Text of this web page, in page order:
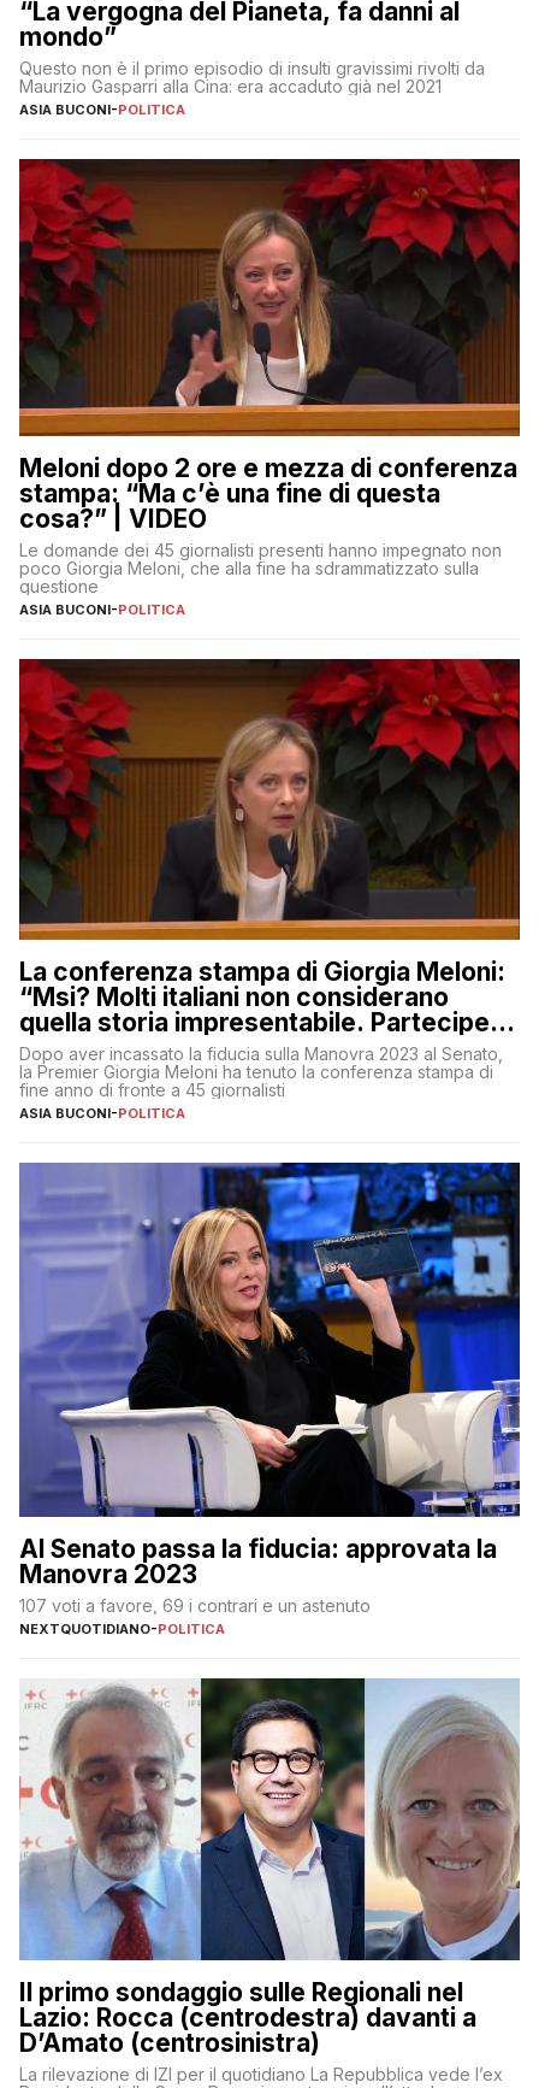
“La vergogna del Pianeta, fa danni al
mondo”
Questo non è il primo episodio di insulti gravissimi rivolti da
Maurizio Gasparri alla Cina: era accaduto già nel 2021
ASIA BUCONI-POLITICA
Meloni dopo 2 ore e mezza di conferenza
stampa: “Ma c’è una fine di questa
cosa?” | VIDEO
Le domande dei 45 giornalisti presenti hanno impegnato non
poco Giorgia Meloni, che alla fine ha sdrammatizzato sulla
questione
ASIA BUCONI-POLITICA
La conferenza stampa di Giorgia Meloni:
“Msi? Molti italiani non considerano
quella storia impresentabile. Parteciperò
al 25 aprile”
Dopo aver incassato la fiducia sulla Manovra 2023 al Senato,
la Premier Giorgia Meloni ha tenuto la conferenza stampa di
fine anno di fronte a 45 giornalisti
ASIA BUCONI-POLITICA
Al Senato passa la fiducia: approvata la
Manovra 2023
107 voti a favore, 69 i contrari e un astenuto
NEXTQUOTIDIANO-POLITICA
Il primo sondaggio sulle Regionali nel
Lazio: Rocca (centrodestra) davanti a
D’Amato (centrosinistra)
La rilevazione di IZI per il quotidiano La Repubblica vede l’ex